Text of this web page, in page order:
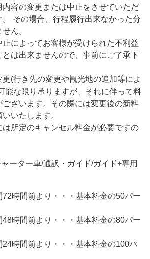
容の変更または中止をさせていただ
。 その場合、行程履行出来なかった分
ん。
止によってお客様が受けられた不利益
は出来ませんので、事前にご了承下
(行き先の変更や観光地の追加等によ
能な限り承りますが、それに伴って料
ざいます。その際には変更後の新料
いたします。
所定のキャンセル料金が必要ですの
ーター車/通訳・ガイド/ガイド+専用
72時間前より・・・基本料金の50パー
48時間前より・・・基本料金の80パー
24時間前より・・・基本料金の100パ